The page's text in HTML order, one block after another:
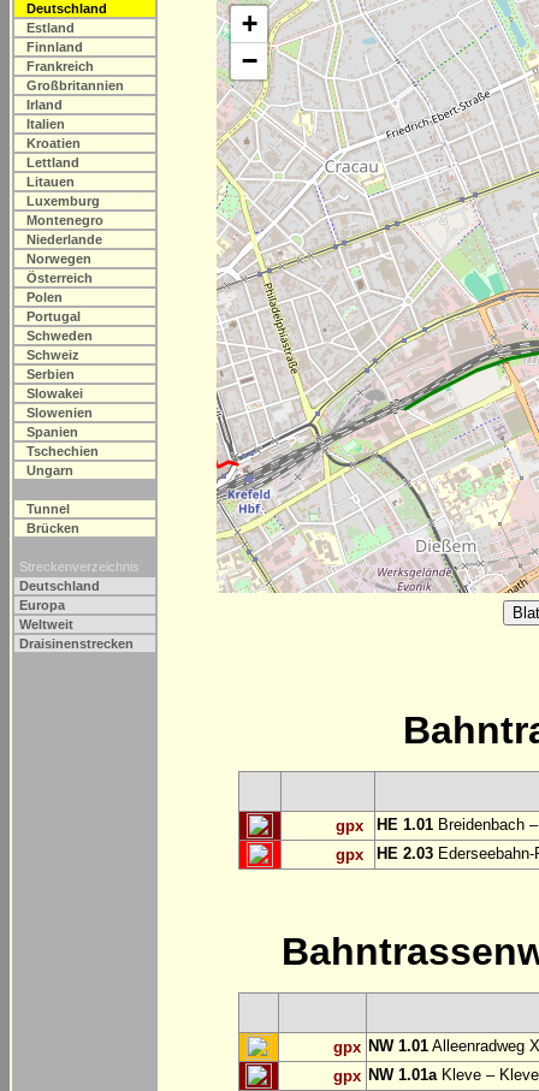
Deutschland
Estland
Finnland
Frankreich
Großbritannien
Irland
Italien
Kroatien
Lettland
Litauen
Luxemburg
Montenegro
Niederlande
Norwegen
Österreich
Polen
Portugal
Schweden
Schweiz
Serbien
Slowakei
Slowenien
Spanien
Tschechien
Ungarn
Tunnel
Brücken
Streckenverzeichnis
Deutschland
Europa
Weltweit
Draisinenstrecken
+
−
gpx HE 1.01 Breidenbach
gpx
HE 2.03
gpx NW 1.01 Alleenradweg
gpx NW 1.01aKleve –